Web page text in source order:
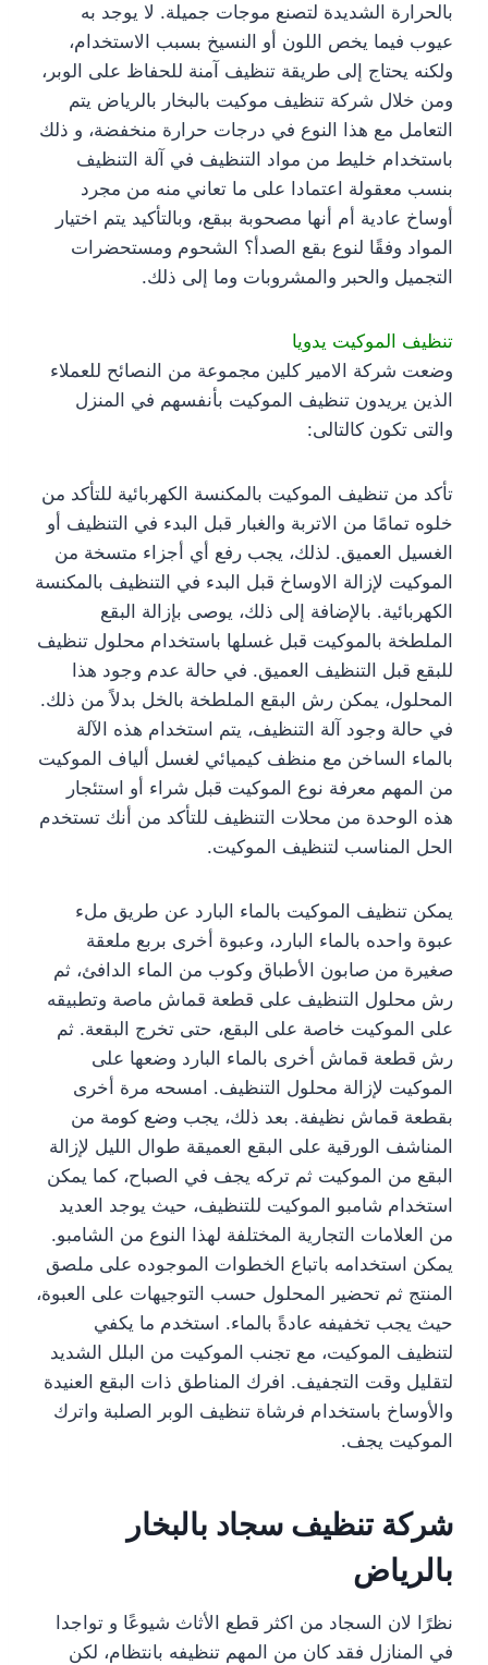
بالحرارة الشديدة لتصنع موجات جميلة. لا يوجد به
عيوب فيما يخص اللون أو النسيخ بسبب الاستخدام،
ولكنه يحتاج إلى طريقة تنظيف آمنة للحفاظ على الوبر،
ومن خلال شركة تنظيف موكيت بالبخار بالرياض يتم
التعامل مع هذا النوع في درجات حرارة منخفضة، و ذلك
باستخدام خليط من مواد التنظيف في آلة التنظيف
بنسب معقولة اعتمادا على ما تعاني منه من مجرد
أوساخ عادية أم أنها مصحوبة ببقع، وبالتأكيد يتم اختيار
المواد وفقًا لنوع بقع الصدأ؟ الشحوم ومستحضرات
التجميل والحبر والمشروبات وما إلى ذلك.
تنظيف الموكيت يدويا
وضعت شركة الامير كلين مجموعة من النصائح للعملاء
الذين يريدون تنظيف الموكيت بأنفسهم في المنزل
والتى تكون كالتالى:
تأكد من تنظيف الموكيت بالمكنسة الكهربائية للتأكد من
خلوه تمامًا من الاتربة والغبار قبل البدء في التنظيف أو
الغسيل العميق. لذلك، يجب رفع أي أجزاء متسخة من
الموكيت لإزالة الاوساخ قبل البدء في التنظيف بالمكنسة
الكهربائية. بالإضافة إلى ذلك، يوصى بإزالة البقع
الملطخة بالموكيت قبل غسلها باستخدام محلول تنظيف
للبقع قبل التنظيف العميق. في حالة عدم وجود هذا
المحلول، يمكن رش البقع الملطخة بالخل بدلاً من ذلك.
في حالة وجود آلة التنظيف، يتم استخدام هذه الآلة
بالماء الساخن مع منظف كيميائي لغسل ألياف الموكيت
من المهم معرفة نوع الموكيت قبل شراء أو استئجار
هذه الوحدة من محلات التنظيف للتأكد من أنك تستخدم
الحل المناسب لتنظيف الموكيت.
يمكن تنظيف الموكيت بالماء البارد عن طريق ملء
عبوة واحده بالماء البارد، وعبوة أخرى بربع ملعقة
صغيرة من صابون الأطباق وكوب من الماء الدافئ، ثم
رش محلول التنظيف على قطعة قماش ماصة وتطبيقه
على الموكيت خاصة على البقع، حتى تخرج البقعة. ثم
رش قطعة قماش أخرى بالماء البارد وضعها على
الموكيت لإزالة محلول التنظيف. امسحه مرة أخرى
بقطعة قماش نظيفة. بعد ذلك، يجب وضع كومة من
المناشف الورقية على البقع العميقة طوال الليل لإزالة
البقع من الموكيت ثم تركه يجف في الصباح، كما يمكن
استخدام شامبو الموكيت للتنظيف، حيث يوجد العديد
من العلامات التجارية المختلفة لهذا النوع من الشامبو.
يمكن استخدامه باتباع الخطوات الموجوده على ملصق
المنتج ثم تحضير المحلول حسب التوجيهات على العبوة،
حيث يجب تخفيفه عادةً بالماء. استخدم ما يكفي
لتنظيف الموكيت، مع تجنب الموكيت من البلل الشديد
لتقليل وقت التجفيف. افرك المناطق ذات البقع العنيدة
والأوساخ باستخدام فرشاة تنظيف الوبر الصلبة واترك
الموكيت يجف.
شركة تنظيف سجاد بالبخار
بالرياض
نظرًا لان السجاد من اكثر قطع الأثاث شيوعًا و تواجدا
في المنازل فقد كان من المهم تنظيفه بانتظام، لكن